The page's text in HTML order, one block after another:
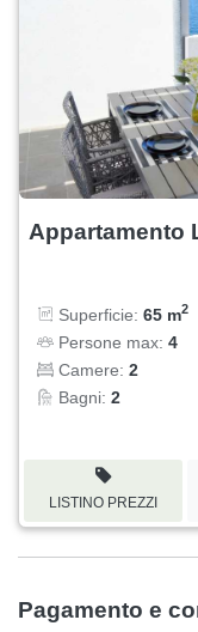
Appartamento
Superficie: 65 m2
Persone max: 4
Camere: 2
Bagni: 2
LISTINO PREZZI
Pagamento e